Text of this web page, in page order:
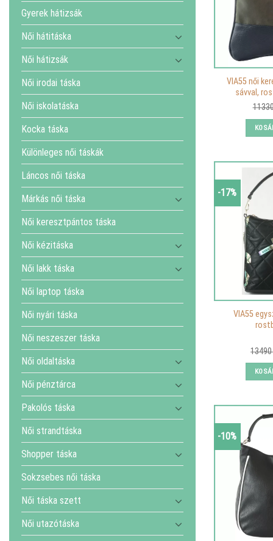
Gyerek hátizsák
Női hátitáska
Női hátizsák
Női irodai táska
Női iskolatáska
Kocka táska
Különleges női táskák
Láncos női táska
Márkás női táska
Női keresztpántos táska
Női kézitáska
Női lakk táska
Női laptop táska
Női nyári táska
Női neszeszer táska
Női oldaltáska
Női pénztárca
Pakolós táska
Női strandtáska
Shopper táska
Sokzsebes női táska
Női táska szett
Női utazótáska
VIA55 női
sávval,
-17%
VIA55
-10%